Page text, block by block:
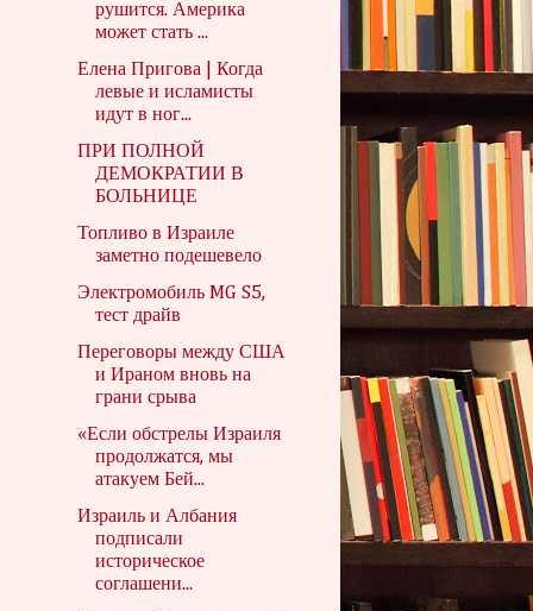
рушится. Америка
может стать ...
Елена Пригова | Когда
левые и исламисты
идут в ног...
ПРИ ПОЛНОЙ
ДЕМОКРАТИИ В
БОЛЬНИЦЕ
Топливо в Израиле
заметно подешевело
Электромобиль MG S5,
тест драйв
Переговоры между США
и Ираном вновь на
грани срыва
«Если обстрелы Израиля
продолжатся, мы
атакуем Бей...
Израиль и Албания
подписали
историческое
соглашени...